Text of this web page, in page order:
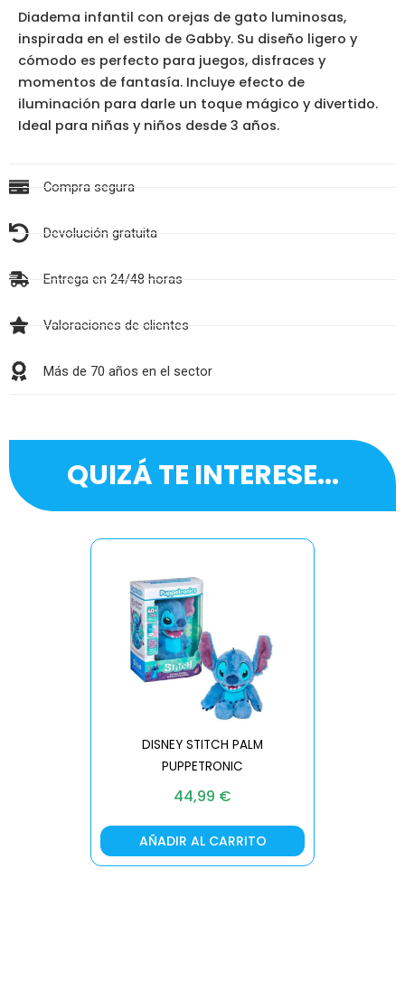
Diadema infantil con orejas de gato luminosas,
inspirada en el estilo de Gabby. Su diseño ligero y
cómodo es perfecto para juegos, disfraces y
momentos de fantasía. Incluye efecto de
iluminación para darle un toque mágico y divertido.
Ideal para niñas y niños desde 3 años.
Compra segura
Devolución gratuita
Entrega en 24/48 horas
Valoraciones de clientes
Más de 70 años en el sector
QUIZÁ TE INTERESE...
DISNEY STITCH PALM
PUPPETRONIC
44,99 €
AÑADIR AL CARRITO